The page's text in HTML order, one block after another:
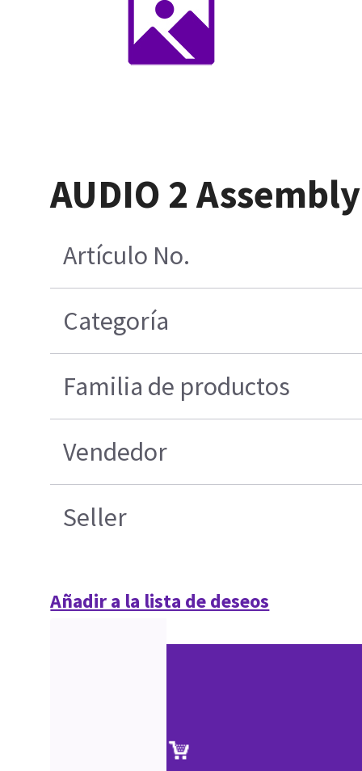
AUDIO 2 Assembly
Artículo No.
Categoría
Familia de productos
Vendedor
Seller
Añadir a la lista de deseos